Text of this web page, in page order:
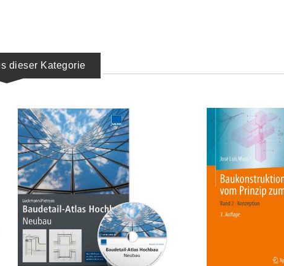
dieser Kategorie
IN DEN WARENKORB IN DEN